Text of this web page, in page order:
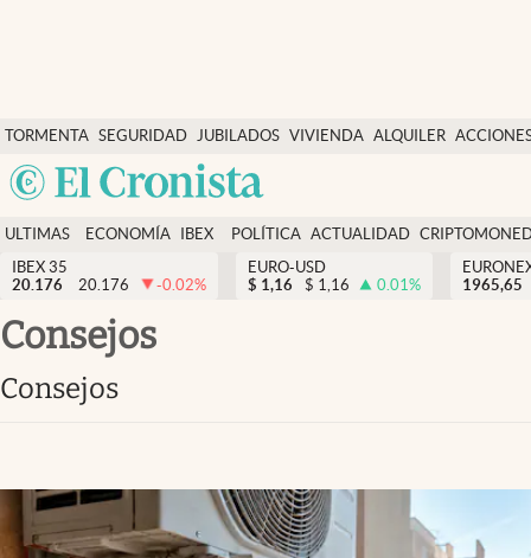
TORMENTA SEGURIDAD
SOCIAL
JUBILADOS VIVIENDA ALQUILER
USA
Economía y finanzas
Política
Actualidad
Criptomonedas
España
ULTIMAS
NOTICIAS
ECONOMÍA
FINANZAS
IBEX
EURO
POLÍTICA ACTUALIDAD
IBEX 35
20.176
20.176 -0.02%
EURO-USD
$ 1,16 $ 1,16 0.01%
1965,65
consejos
consejos